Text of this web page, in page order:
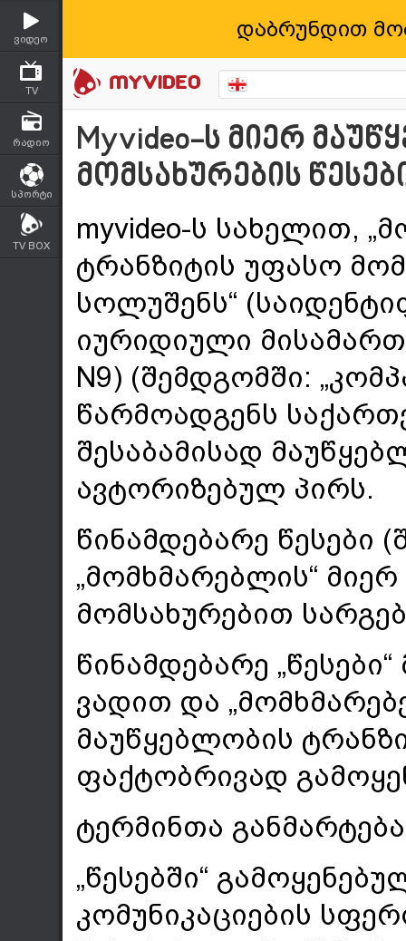
დაბრუნდით
ვიდეო
TV
რადიო
სპორტი
TV BOX
Myvideo-ს მიერ
მომსახურების
myvideo-ს სახელით,
ტრანზიტის უფასო
სოლუშენს“
იურიდიული
N9) (შემდგომში:
წარმოადგენს
შესაბამისად
ავტორიზებულ პირს.
წინამდებარე წესები
„მომხმარებლის“
მომსახურებით
წინამდებარე
ვადით და
მაუწყებლობის
ფაქტობრივად
ტერმინთა განმარტება
„წესებში“
კომუნიკაციების